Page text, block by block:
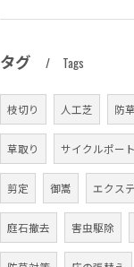
タグ Tags
枝切り 人工芝 防草
草取り サイクルポート
剪定 御嵩 エクス
庭石撤去 害虫駆除